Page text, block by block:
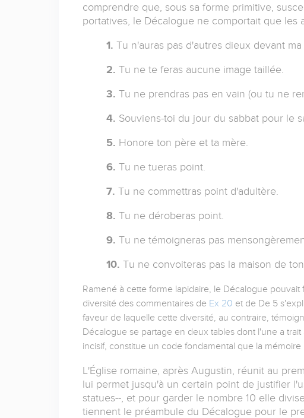
comprendre que, sous sa forme primitive,
portatives, le Décalogue ne comportait que les
1. Tu n'auras pas d'autres dieux devant ma
2. Tu ne te feras aucune image taillée.
3. Tu ne prendras pas en vain (ou tu ne
4. Souviens-toi du jour du sabbat pour le
5. Honore ton père et ta mère.
6. Tu ne tueras point.
7. Tu ne commettras point d'adultère.
8. Tu ne déroberas point.
9. Tu ne témoigneras pas
10. Tu ne convoiteras pas la maison de
Ramené à cette forme lapidaire, le Décalogue
diversité des commentaires de Ex 20 et de De 5
faveur de laquelle cette diversité, au contraire,
Décalogue se partage en deux tables dont l'une a
incisif, constitue un code fondamental que la
L'Église romaine, après Augustin, réunit au
lui permet jusqu'à un certain point de justifier
statues--, et pour garder le nombre 10 elle
tiennent le préambule du Décalogue pour le